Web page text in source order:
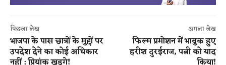
पिछला लेख
भाजपा के पास छात्रों के मुद्दों पर
उपदेश देने का कोई अधिकार
अगला लेख
फिल्म प्रमोशन में भावुक हुए
हरीश दुरईराज, पत्नी को याद